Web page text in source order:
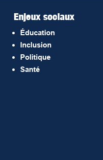
Enjeux sociaux
Éducation
Inclusion
Politique
Santé